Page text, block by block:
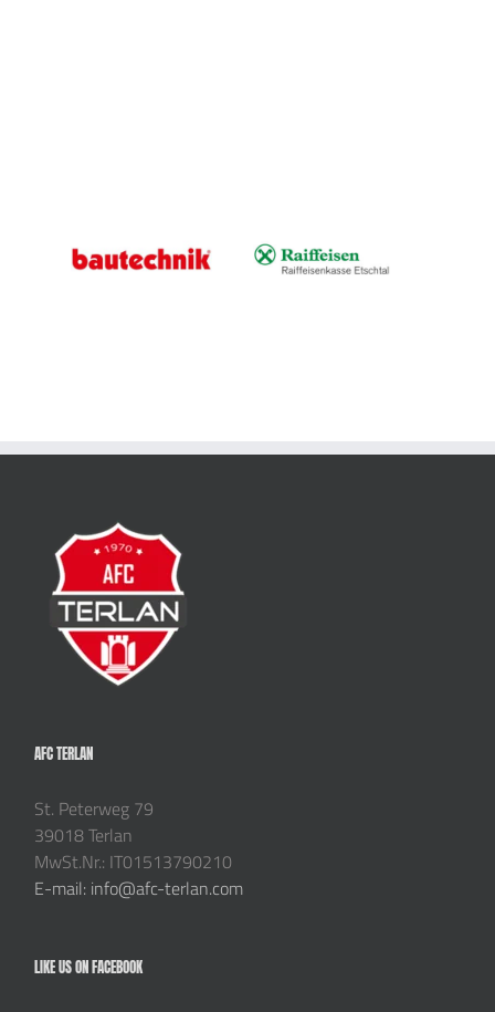
AFC TERLAN
St. Peterweg 79
39018 Terlan
MwSt.Nr.: IT01513790210
E-mail: info@afc-terlan.com
LIKE US ON FACEBOOK